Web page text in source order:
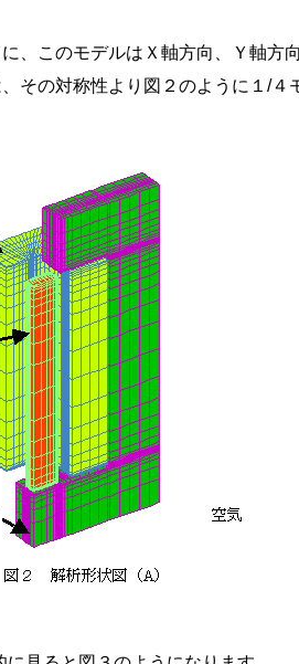
、このモデルはＸ軸方向、Ｙ軸方
その対称性より図２のように１/４